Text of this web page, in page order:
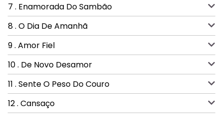
7 . Enamorada Do Sambão
8 . O Dia De Amanhã
9 . Amor Fiel
10 . De Novo Desamor
11 . Sente O Peso Do Couro
12 . Cansaço